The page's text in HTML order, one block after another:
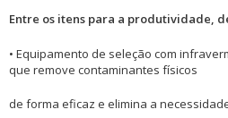
Entre os itens para a produtividade,
• Equipamento de seleção com
que remove contaminantes físicos
de forma eficaz e elimina a